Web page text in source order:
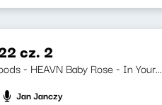
cz. 2
- HEAVN Baby Rose - In Your...
Jan Janczy